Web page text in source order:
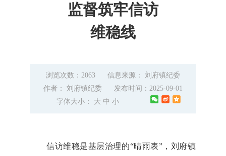
监督筑牢信访
维稳线
浏览次数：2063
信息来源： 刘府镇纪委
作者： 刘府镇纪委
发布时间：2025-09-01
字体大小： 大 中 小
信访维稳是基层治理的“晴雨表”，刘府镇